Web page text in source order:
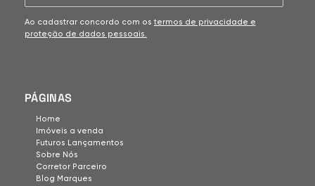
Ao cadastrar concordo com os termos de privacidade e
proteção de dados pessoais.
PÁGINAS
Home
Imóveis a venda
Futuros Lançamentos
Sobre Nós
Corretor Parceiro
Blog Marques